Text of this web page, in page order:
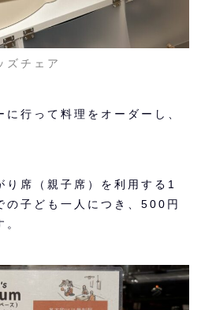
ズチェア
に行って料理をオーダーし、
り席（親子席）を利用する1
の子ども一人につき、500円